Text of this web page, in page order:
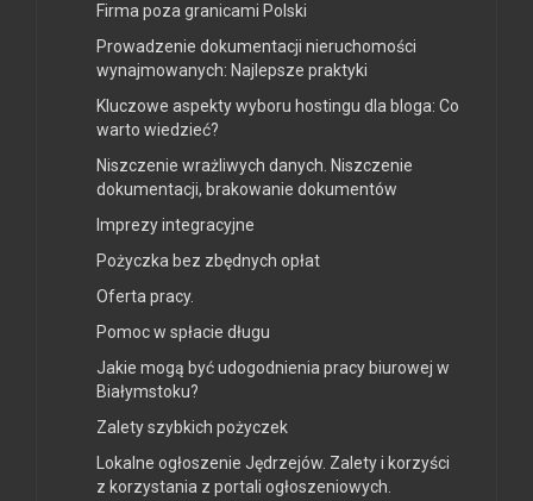
Firma poza granicami Polski
Prowadzenie dokumentacji nieruchomości
wynajmowanych: Najlepsze praktyki
Kluczowe aspekty wyboru hostingu dla bloga: Co
warto wiedzieć?
Niszczenie wrażliwych danych. Niszczenie
dokumentacji, brakowanie dokumentów
Imprezy integracyjne
Pożyczka bez zbędnych opłat
Oferta pracy.
Pomoc w spłacie długu
Jakie mogą być udogodnienia pracy biurowej w
Białymstoku?
Zalety szybkich pożyczek
Lokalne ogłoszenie Jędrzejów. Zalety i korzyści
z korzystania z portali ogłoszeniowych.